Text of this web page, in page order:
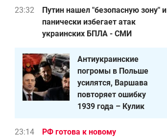
23:32
Путин нашел "безопасную зону" и
панически избегает атак
украинских БПЛА - СМИ
Антиукраинские
погромы в Польше
усилятся, Варшава
повторяет ошибку
1939 года – Кулик
23:14
РФ готова к новому